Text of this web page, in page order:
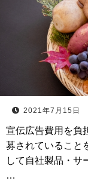
2021年7月15日
宣伝広告費用を負
募されていること
して自社製品・サ
…